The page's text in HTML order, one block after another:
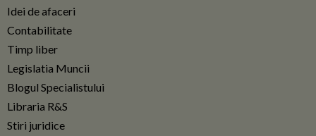
Idei de afaceri
Contabilitate
Timp liber
Legislatia Muncii
Blogul Specialistului
Libraria R&S
Stiri juridice